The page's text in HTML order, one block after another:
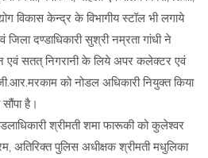
विकास केन्द्र के विभागीय स्टॉल भी लगाये
दण्डाधिकारी सुश्री नम्रता गांधी ने
सतत् निगरानी के लिये अपर कलेक्टर एवं
को नोडल अधिकारी नियुक्त किया
है।
श्रीमती शमा फारूकी को कुलेश्वर
अतिरिक्त पुलिस अधीक्षक श्रीमती मधुलिका